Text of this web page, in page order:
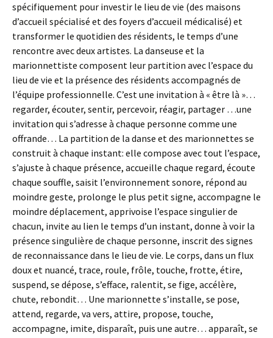
spécifiquement pour investir le lieu de vie (des maisons
d’accueil spécialisé et des foyers d’accueil médicalisé) et
transformer le quotidien des résidents, le temps d’une
rencontre avec deux artistes. La danseuse et la
marionnettiste composent leur partition avec l’espace du
lieu de vie et la présence des résidents accompagnés de
l’équipe professionnelle. C’est une invitation à « être là »…
regarder, écouter, sentir, percevoir, réagir, partager …une
invitation qui s’adresse à chaque personne comme une
offrande… La partition de la danse et des marionnettes se
construit à chaque instant: elle compose avec tout l’espace,
s’ajuste à chaque présence, accueille chaque regard, écoute
chaque souffle, saisit l’environnement sonore, répond au
moindre geste, prolonge le plus petit signe, accompagne le
moindre déplacement, apprivoise l’espace singulier de
chacun, invite au lien le temps d’un instant, donne à voir la
présence singulière de chaque personne, inscrit des signes
de reconnaissance dans le lieu de vie. Le corps, dans un flux
doux et nuancé, trace, roule, frôle, touche, frotte, étire,
suspend, se dépose, s’efface, ralentit, se fige, accélère,
chute, rebondit… Une marionnette s’installe, se pose,
attend, regarde, va vers, attire, propose, touche,
accompagne, imite, disparaît, puis une autre… apparaît, se